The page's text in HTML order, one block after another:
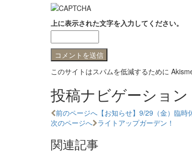
上に表示された文字を入力してください。
このサイトはスパムを低減するために
投稿ナビゲーション
前のページへ 【お知らせ】9/29（金）臨時
次のページへ ライトアップガーデン！
関連記事